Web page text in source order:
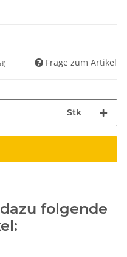
Frage zum Artikel
Stk
folgende